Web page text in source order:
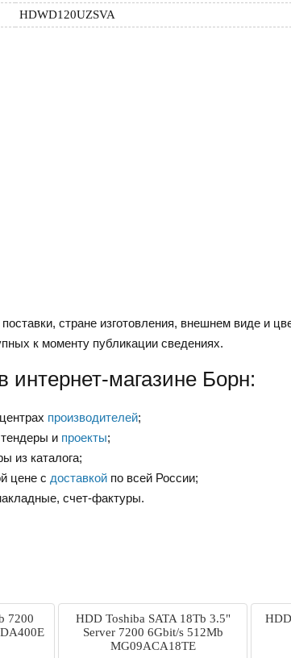
HDWD120UZSVA
стране изготовления, внешнем виде и
к моменту публикации сведениях.
магазине Борн:
производителей;
и проекты;
из каталога;
цене с доставкой по всей России;
счет-фактуры.
7200
HDD Toshiba SATA 18Tb 3.5"
Server 7200 6Gbit/s 512Mb
MG09ACA18TE